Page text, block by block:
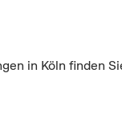
in Köln finden